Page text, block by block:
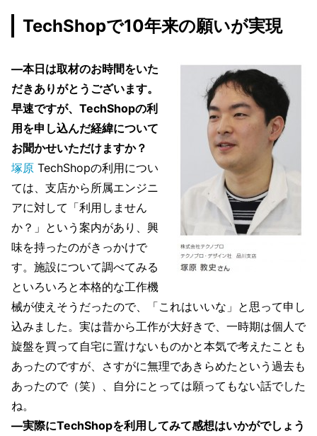
TechShopで10年来の願いが実現
―本日は取材のお時間をいた
だきありがとうございます。
早速ですが、TechShopの利
用を申し込んだ経緯について
お聞かせいただけますか？
塚原 TechShopの利用につい
ては、支店から所属エンジニ
アに対して「利用しません
か？」という案内があり、興
味を持ったのがきっかけで
す。施設について調べてみる
といろいろと本格的な工作機
械が使えそうだったので、「これはいいな」と思って申し
込みました。実は昔から工作が大好きで、一時期は個人で
旋盤を買って自宅に置けないものかと本気で考えたことも
あったのですが、さすがに無理であきらめたという過去も
あったので（笑）、自分にとっては願ってもない話でした
ね。
―実際にTechShopを利用してみて感想はいかがでしょう